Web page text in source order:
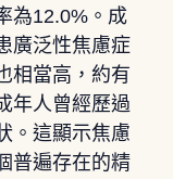
為12.0%。成
廣泛性焦慮症
相當高，約有
年人曾經歷過
。這顯示焦慮
普遍存在的精